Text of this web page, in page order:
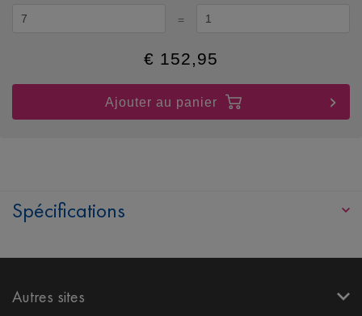
=
€ 152,95
Ajouter au panier
Spécifications
Autres sites